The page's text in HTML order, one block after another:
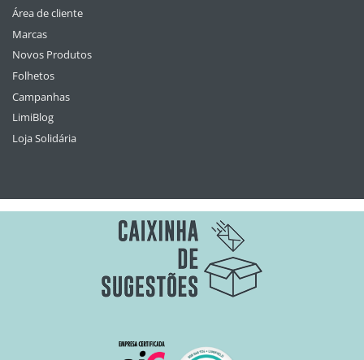
Área de cliente
Marcas
Novos Produtos
Folhetos
Campanhas
LimiBlog
Loja Solidária